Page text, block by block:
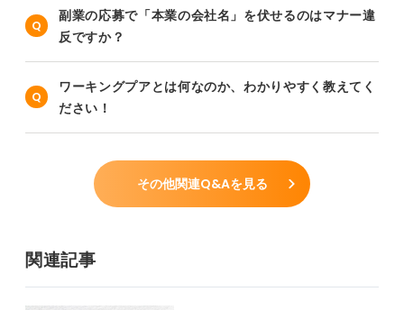
副業の応募で「本業の会社名」を伏せるのはマナー違
反ですか？
ワーキングプアとは何なのか、わかりやすく教えてく
ださい！
その他関連Q&Aを見る
関連記事